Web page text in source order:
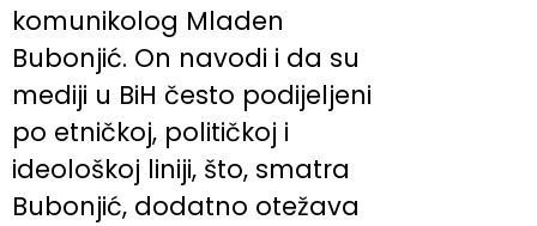
komunikolog Mladen
Bubonjić. On navodi i da su
mediji u BiH često podijeljeni
po etničkoj, političkoj i
ideološkoj liniji, što, smatra
Bubonjić, dodatno otežava